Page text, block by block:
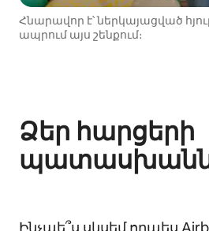
Հնարավոր է՝ ներկայացված
ապրում այս շենքում։
Ձեր հարցերի